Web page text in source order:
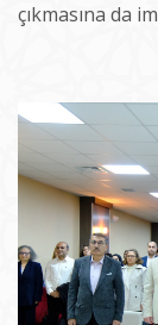
çıkmasına da